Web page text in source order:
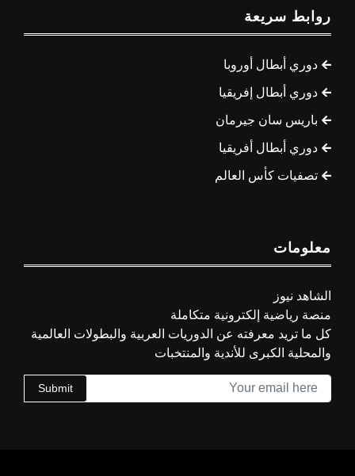
روابط سريعة
دوري أبطال أوروبا
دوري أبطال إفريقيا
باريس سان جيرمان
دوري أبطال أفريقيا
تصفيات كأس العالم
معلومات
الشاهد نيوز
منصة رياضية إلكترونية متكاملة
كل ما تريد معرفته عن الدوريات العربية والبطولات العالمية
والمحلية الكبرى للأندية والمنتخبات
Submit